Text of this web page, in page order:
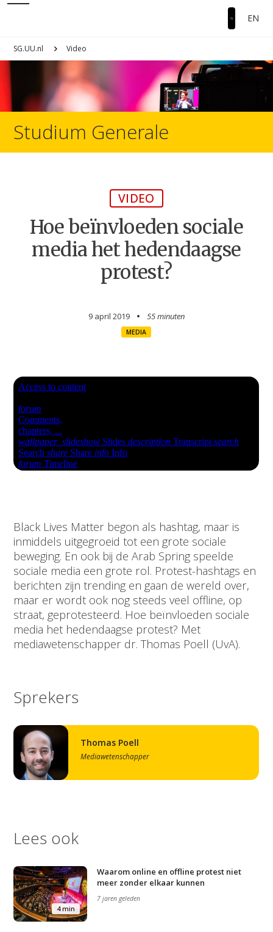
EN
SG.UU.nl Video
Studium Generale
VIDEO
Hoe beïnvloeden sociale
media het hedendaagse
protest?
9 april 2019 55 minuten
MEDIA
Black Lives Matter begon als hashtag, maar is
inmiddels uitgegroeid tot een grote sociale
beweging. En ook bij de Arab Spring speelde
sociale media een grote rol. Protest-hashtags en
berichten zijn trending en gaan de wereld over,
maar er wordt ook nog steeds veel offline, op
straat, geprotesteerd. Hoe beïnvloeden sociale
media het hedendaagse protest? Met
mediawetenschapper dr. Thomas Poell (UvA).
Sprekers
Thomas Poell
Mediawetenschapper
Lees ook
4 min
Waarom online en offline protest niet
meer zonder elkaar kunnen
7 jaren geleden